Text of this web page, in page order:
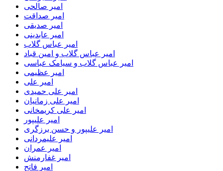
امیر صالحی
امیر صداقت
امیر صدیقی
امیر عابدینی
امیر عباس گلاب
امیر عباس گلاب و امین قباد
امیر عباس گلاب و سیامک عباسی
امیر عظیمی
امیر علی
امیر علی حمیدی
امیر علی زمانیان
امیر علی کریمخانی
امیر علیپور
امیر علیپور و حسن برزگری
امیر علیمردانی
امیر عمران
امیر غفارمنش
امیر فاتح